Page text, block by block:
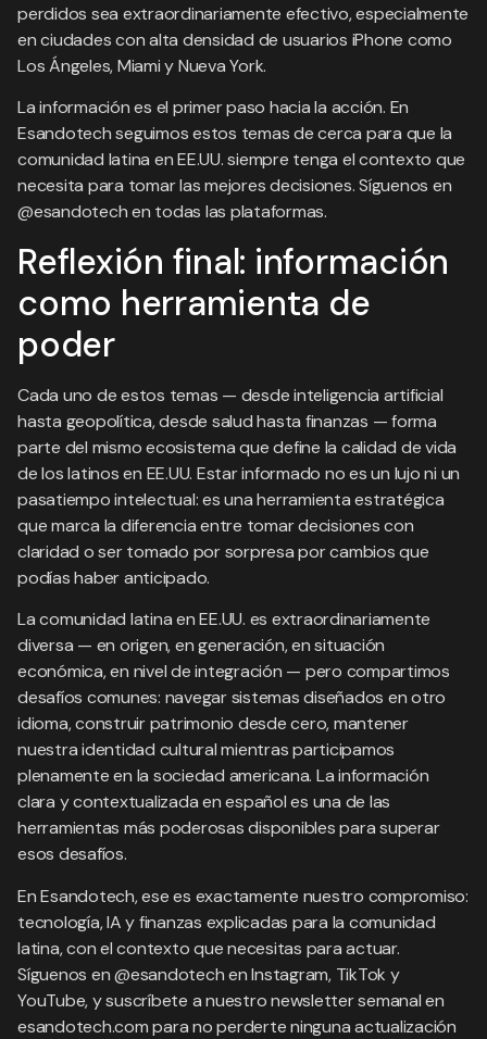
perdidos sea extraordinariamente efectivo, especialmente
en ciudades con alta densidad de usuarios iPhone como
Los Ángeles, Miami y Nueva York.
La información es el primer paso hacia la acción. En
Esandotech seguimos estos temas de cerca para que la
comunidad latina en EE.UU. siempre tenga el contexto que
necesita para tomar las mejores decisiones. Síguenos en
@esandotech en todas las plataformas.
Reflexión final: información
como herramienta de
poder
Cada uno de estos temas — desde inteligencia artificial
hasta geopolítica, desde salud hasta finanzas — forma
parte del mismo ecosistema que define la calidad de vida
de los latinos en EE.UU. Estar informado no es un lujo ni un
pasatiempo intelectual: es una herramienta estratégica
que marca la diferencia entre tomar decisiones con
claridad o ser tomado por sorpresa por cambios que
podías haber anticipado.
La comunidad latina en EE.UU. es extraordinariamente
diversa — en origen, en generación, en situación
económica, en nivel de integración — pero compartimos
desafíos comunes: navegar sistemas diseñados en otro
idioma, construir patrimonio desde cero, mantener
nuestra identidad cultural mientras participamos
plenamente en la sociedad americana. La información
clara y contextualizada en español es una de las
herramientas más poderosas disponibles para superar
esos desafíos.
En Esandotech, ese es exactamente nuestro compromiso:
tecnología, IA y finanzas explicadas para la comunidad
latina, con el contexto que necesitas para actuar.
Síguenos en @esandotech en Instagram, TikTok y
YouTube, y suscríbete a nuestro newsletter semanal en
esandotech.com para no perderte ninguna actualización